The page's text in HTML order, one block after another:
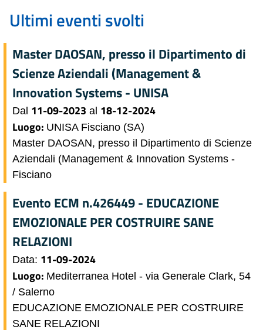
Ultimi eventi svolti
Master DAOSAN, presso il Dipartimento di
Scienze Aziendali (Management &
Innovation Systems - UNISA
Dal 11-09-2023 al 18-12-2024
Luogo: UNISA Fisciano (SA)
Master DAOSAN, presso il Dipartimento di Scienze
Aziendali (Management & Innovation Systems -
Fisciano
Evento ECM n.426449 - EDUCAZIONE
EMOZIONALE PER COSTRUIRE SANE
RELAZIONI
Data: 11-09-2024
Luogo: Mediterranea Hotel - via Generale Clark, 54
/ Salerno
EDUCAZIONE EMOZIONALE PER COSTRUIRE
SANE RELAZIONI